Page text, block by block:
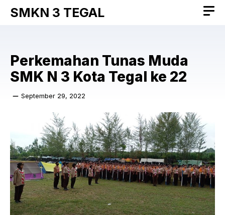
SkipSMKN 3 TEGAL
Perkemahan Tunas Muda
SMK N 3 Kota Tegal ke 22
September 29, 2022